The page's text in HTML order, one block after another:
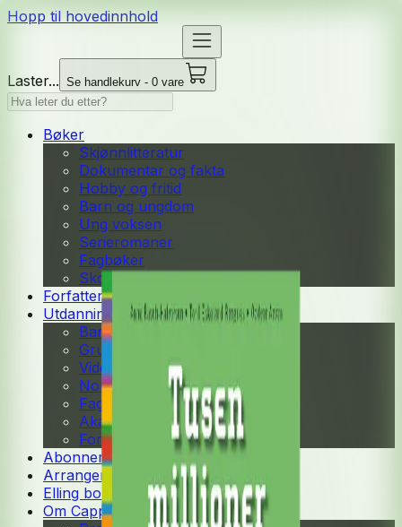
Hopp til hovedinnhold
Laster... Se handlekurv - 0 vare
Bøker
Skjønnlitteratur
Dokumentar og fakta
Hobby og fritid
Barn og ungdom
Ung voksen
Serieromaner
Fagbøker
Skolebøker
Forfattere
Utdanning
Barnehage
Grunnskole
Videregående
Norsk som andrespråk
Fagskole
Akademisk
Forskning
Abonnement
Arrangementer
Elling bokkafé
Om Cappelen Damm